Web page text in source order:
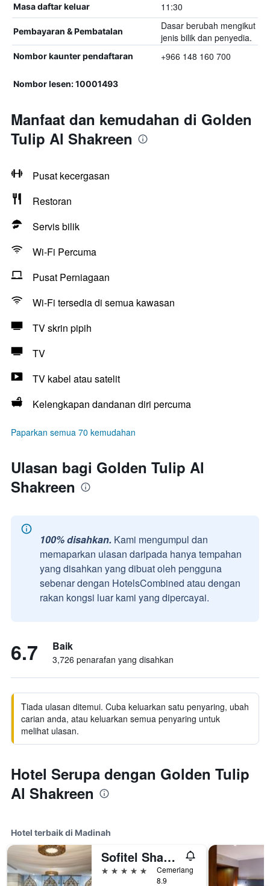
Masa daftar keluar 11:30
Pembayaran & Pembatalan
Dasar berubah mengikut
jenis bilik dan penyedia.
Nombor kaunter pendaftaran +966 148 160 700
Nombor lesen: 10001493
Manfaat dan kemudahan di Golden
Tulip Al Shakreen
Pusat kecergasan
Restoran
Servis bilik
Wi-Fi Percuma
Pusat Perniagaan
Wi-Fi tersedia di semua kawasan
TV skrin pipih
TV
TV kabel atau satelit
Kelengkapan dandanan diri percuma
Paparkan semua 70 kemudahan
Ulasan bagi Golden Tulip Al
Shakreen
100% disahkan. Kami mengumpul dan
memaparkan ulasan daripada hanya tempahan
yang disahkan yang dibuat oleh pengguna
sebenar dengan HotelsCombined atau dengan
rakan kongsi luar kami yang dipercayai.
6.7 Baik
3,726 penarafan yang disahkan
Tiada ulasan ditemui. Cuba keluarkan satu penyaring, ubah
carian anda, atau keluarkan semua penyaring untuk
melihat ulasan.
Hotel Serupa dengan Golden Tulip
Al Shakreen
Hotel terbaik di Madinah
Sofitel Shahd Al Madinah
5 bintang
Cemerlang
8.9